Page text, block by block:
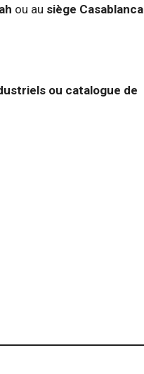
ou au siège Casablanca
ou catalogue de